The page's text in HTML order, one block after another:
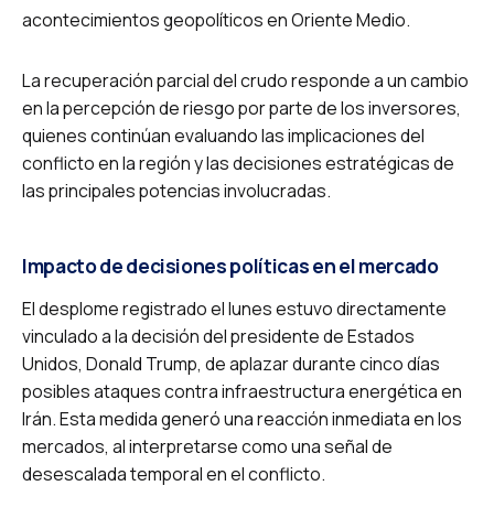
acontecimientos geopolíticos en Oriente Medio.
La recuperación parcial del crudo responde a un cambio
en la percepción de riesgo por parte de los inversores,
quienes continúan evaluando las implicaciones del
conflicto en la región y las decisiones estratégicas de
las principales potencias involucradas.
Impacto de decisiones políticas en el mercado
El desplome registrado el lunes estuvo directamente
vinculado a la decisión del presidente de Estados
Unidos, Donald Trump, de aplazar durante cinco días
posibles ataques contra infraestructura energética en
Irán. Esta medida generó una reacción inmediata en los
mercados, al interpretarse como una señal de
desescalada temporal en el conflicto.